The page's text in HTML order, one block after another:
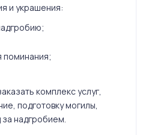
и украшения:
поминания;
комплекс услуг,
подготовку могилы,
надгробием.